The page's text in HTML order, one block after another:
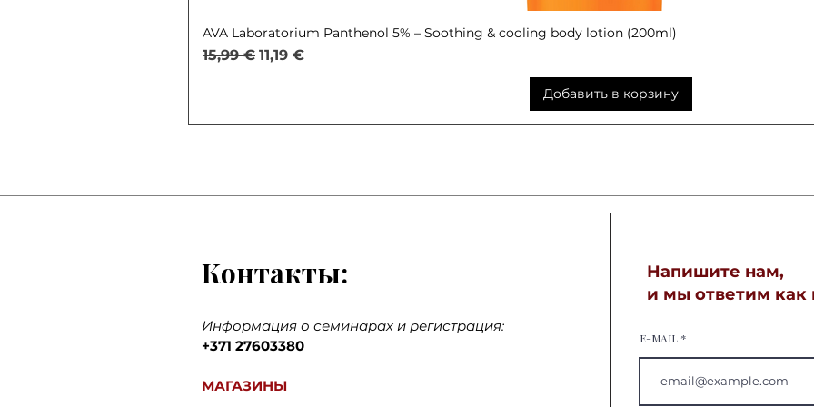
Быстрый просмотр
AVA Laboratorium Panthenol 5% – Soothing & cooling body lotion (200ml)
Обычная цена
15,99 € Цена со скидкой
11,19 €
Добавить в корзину
Контакты:
Информация о семинарах и регистрация:
+371 27603380
МАГАЗИНЫ
Напишите нам,
и мы ответим как
E-MAIL